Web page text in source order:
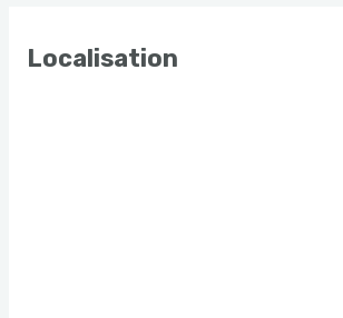
Localisation